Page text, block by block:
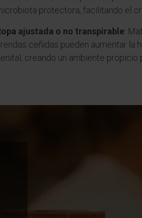
protectora, facilitando el
ajustada o no transpirable:
ceñidas pueden aumentar la
creando un ambiente propicio